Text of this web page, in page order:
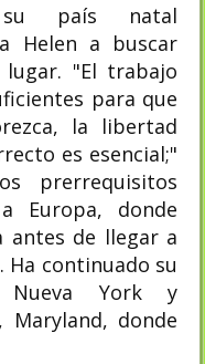
país natal
Helen a buscar
"El trabajo
para que
la libertad
es esencial;"
prerrequisitos
Europa, donde
antes de llegar a
Ha continuado su
Nueva York y
donde